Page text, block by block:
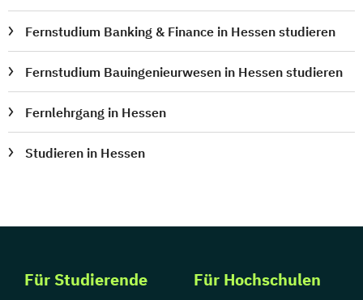
Fernstudium Banking & Finance in Hessen studieren
Fernstudium Bauingenieurwesen in Hessen studieren
Fernlehrgang in Hessen
Studieren in Hessen
Für Studierende Für Hochschulen